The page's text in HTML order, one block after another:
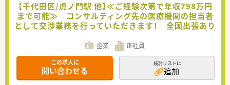
【千代田区/虎ノ門駅 他】≪ご経験次第で年収798万円
まで可能≫ コンサルティング先の医療機関の担当者
として交渉業務を行っていただきます！ 全国出張あり
企業 正社員
この求人に
問い合わせる
検討リストに
追加